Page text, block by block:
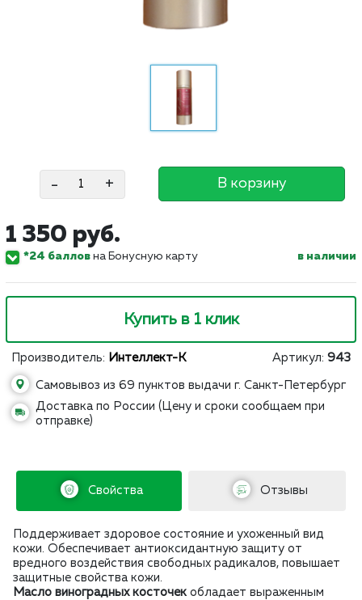
- + В корзину
1 350 руб.
*24 баллов на Бонусную карту в наличии
Купить в 1 клик
Производитель: Интеллект-К Артикул: 943
Самовывоз из 69 пунктов выдачи г. Санкт-Петербург
Доставка по России (Цену и сроки сообщаем при
отправке)
Свойства Отзывы
Поддерживает здоровое состояние и ухоженный вид
кожи. Обеспечивает антиоксидантную защиту от
вредного воздействия свободных радикалов, повышает
защитные свойства кожи.
Масло виноградных косточек обладает выраженным